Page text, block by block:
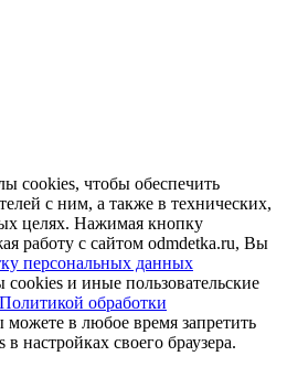
cookies, чтобы обеспечить
с ним, а также в технических,
целях. Нажимая кнопку
работу с сайтом odmdetka.ru, Вы
персональных данных
cookies и иные пользовательские
Политикой обработки
в любое время запретить
настройках своего браузера.